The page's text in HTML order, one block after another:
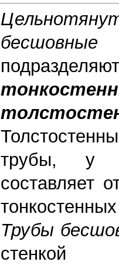
трубы, у
составляет
Трубы
стенкой